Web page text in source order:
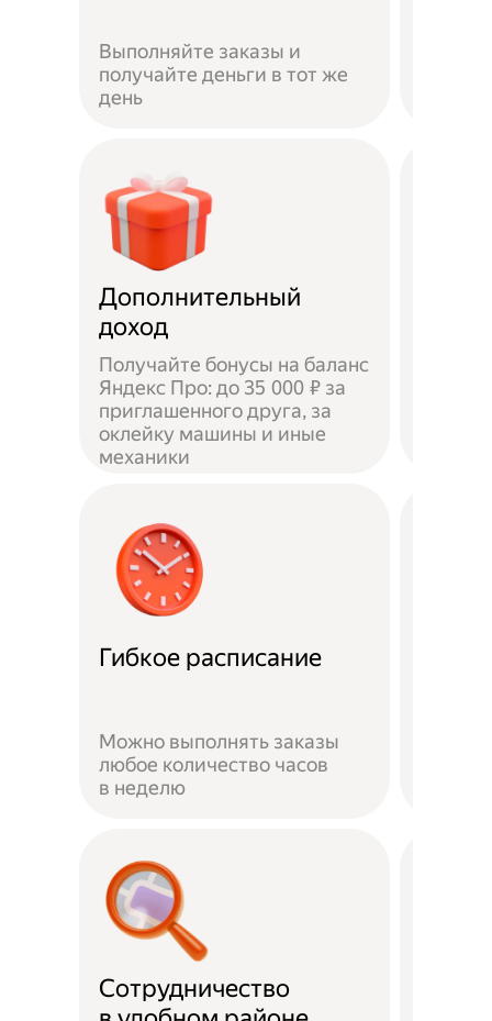
Выполняйте заказы и
получайте деньги в тот же
день
Дополнительный
доход
Получайте бонусы на баланс
Яндекс Про: до 35 000 ₽ за
приглашенного друга, за
оклейку машины и иные
механики
Гибкое расписание
Можно выполнять заказы
любое количество часов
в неделю
Сотрудничество